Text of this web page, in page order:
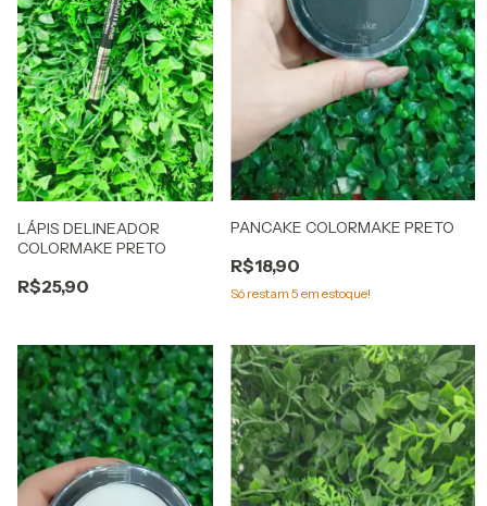
LÁPIS DELINEADOR
COLORMAKE PRETO
R$25,90
PANCAKE COLORMAKE PRETO
R$18,90
Só restam 5 em estoque!